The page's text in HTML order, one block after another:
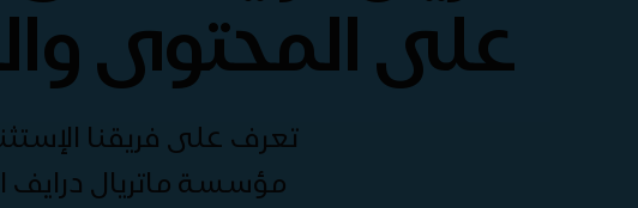
على المحتوى
تعرف على فريقنا
مؤسسة ماتريال درايف